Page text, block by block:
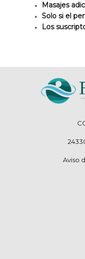
Masajes
Solo si el
Los
Aviso